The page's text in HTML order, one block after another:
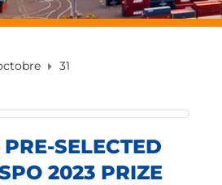
31
SELECTED
2023 PRIZE